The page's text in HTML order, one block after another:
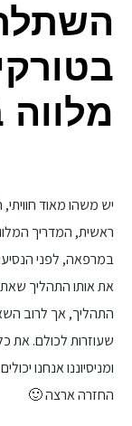
יש משהו מאוד
ראשית, המדריך
במרפאה, לפני
את אותו התהליך
התהליך, אך לרוב
שעוזרות לכולם. את
ומניסיוננו אנחנו
החזרה ארצה 🙂